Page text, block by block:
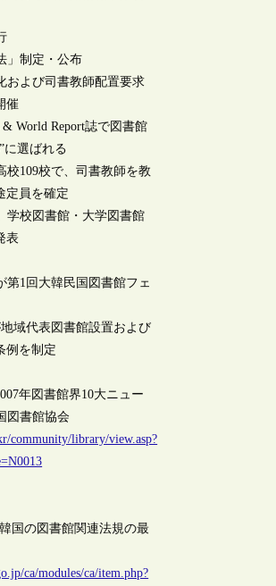
」制定・公布
および司書教師配置要求
催
World Report誌で図書館
に選ばれる
校109校で、司書教師を教
定員を確定
学校図書館・大学図書館
表
第1回大韓民国図書館フェ
域代表図書館設置および
例を制定
年図書館界10大ニュー
図書館協会
community/library/view.asp?
国の図書館関連法規の最
ca/modules/ca/item.php?